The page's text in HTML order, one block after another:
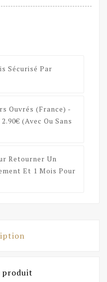
Sécurisé Par
Ouvrés (France) -
(avec Ou Sans
Retourner Un
Et 1 Mois Pour
produit